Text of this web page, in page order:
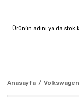
Anasayfa Volkswagen